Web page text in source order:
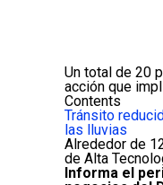
Un total de 20
acción que
Contents
Tránsito
las lluvias
Alrededor de
de Alta
Informa el